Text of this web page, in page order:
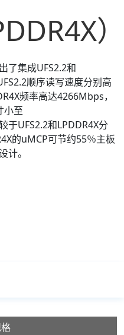
了集成UFS2.2和
顺序读写速度分别高
频率高达4266Mbps，
小至
UFS2.2和LPDDR4X分
的uMCP可节约55％主板
计。